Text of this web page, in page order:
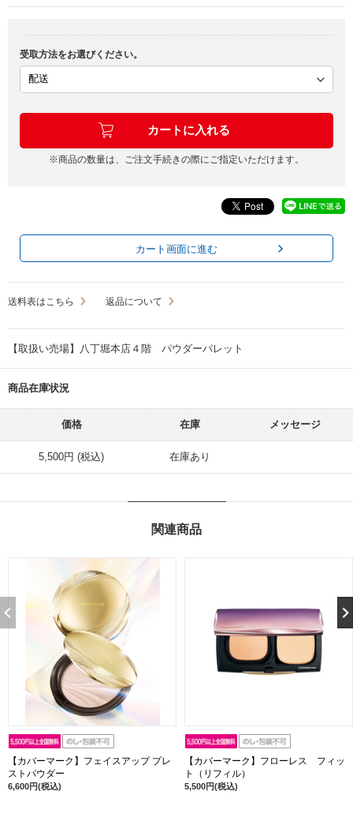
受取方法をお選びください。
※商品の数量は、ご注文手続きの際にご指定いただけます。
カート画面に進む
送料表はこちら 返品について
【取扱い売場】八丁堀本店４階 パウダーパレット
商品在庫状況
価格 在庫 メッセージ
5,500円 (税込) 在庫あり
関連商品
【カバーマーク】フェイスアップ プレ
ストパウダー
6,600円(税込)
【カバーマーク】フローレス フィッ
ト（リフィル）
5,500円(税込)